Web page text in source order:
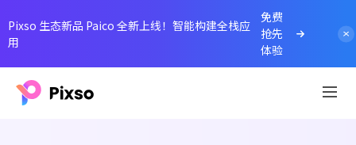
Pixso 生态新品 Paico 全新上线！智能构建全栈应
用
免费
抢先
体验